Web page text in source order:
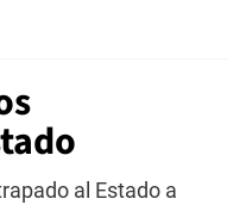
al Estado a